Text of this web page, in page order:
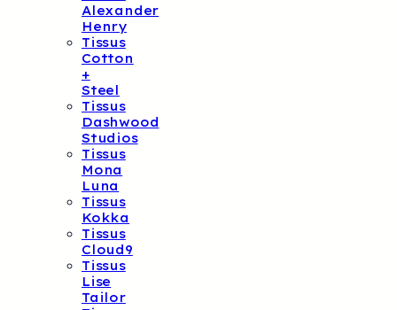
Alexander
Henry
Tissus
Cotton
+
Steel
Tissus
Dashwood
Studios
Tissus
Mona
Luna
Tissus
Kokka
Tissus
Cloud9
Tissus
Lise
Tailor